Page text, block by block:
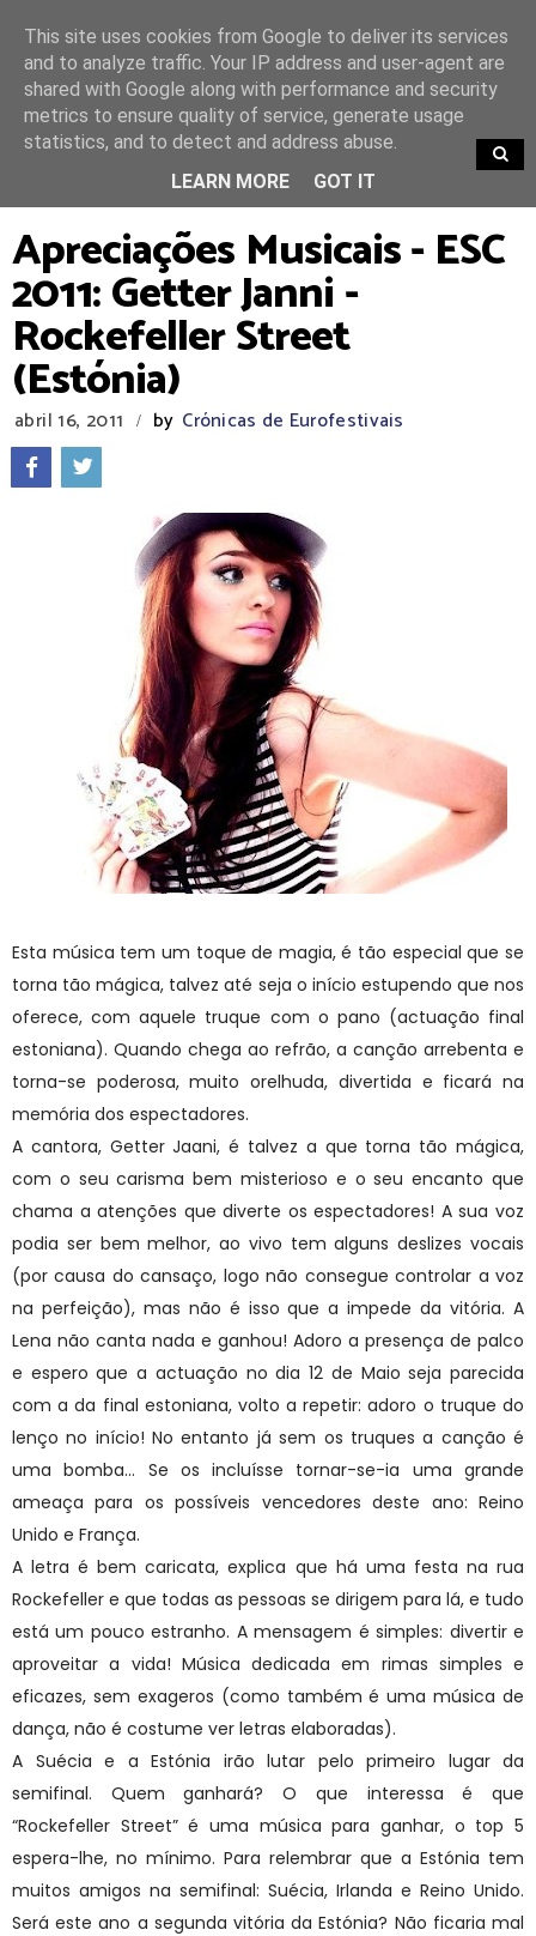
TRENDING
Apreciações Musicais - ESC
2011: Getter Janni -
Rockefeller Street
(Estónia)
abril 16, 2011 / by Crónicas de Eurofestivais
Esta música tem um toque de magia, é tão especial que se
torna tão mágica, talvez até seja o início estupendo que nos
oferece, com aquele truque com o pano (actuação final
estoniana). Quando chega ao refrão, a canção arrebenta e
torna-se poderosa, muito orelhuda, divertida e ficará na
memória dos espectadores.
A cantora, Getter Jaani, é talvez a que torna tão mágica,
com o seu carisma bem misterioso e o seu encanto que
chama a atenções que diverte os espectadores! A sua voz
podia ser bem melhor, ao vivo tem alguns deslizes vocais
(por causa do cansaço, logo não consegue controlar a voz
na perfeição), mas não é isso que a impede da vitória. A
Lena não canta nada e ganhou! Adoro a presença de palco
e espero que a actuação no dia 12 de Maio seja parecida
com a da final estoniana, volto a repetir: adoro o truque do
lenço no início! No entanto já sem os truques a canção é
uma bomba… Se os incluísse tornar-se-ia uma grande
ameaça para os possíveis vencedores deste ano: Reino
Unido e França.
A letra é bem caricata, explica que há uma festa na rua
Rockefeller e que todas as pessoas se dirigem para lá, e tudo
está um pouco estranho. A mensagem é simples: divertir e
aproveitar a vida! Música dedicada em rimas simples e
eficazes, sem exageros (como também é uma música de
dança, não é costume ver letras elaboradas).
A Suécia e a Estónia irão lutar pelo primeiro lugar da
semifinal. Quem ganhará? O que interessa é que
“Rockefeller Street” é uma música para ganhar, o top 5
espera-lhe, no mínimo. Para relembrar que a Estónia tem
muitos amigos na semifinal: Suécia, Irlanda e Reino Unido.
Será este ano a segunda vitória da Estónia? Não ficaria mal
This site uses cookies from Google to deliver its services
and to analyze traffic. Your IP address and user-agent are
shared with Google along with performance and security
metrics to ensure quality of service, generate usage
statistics, and to detect and address abuse.
LEARN MORE
GOT IT